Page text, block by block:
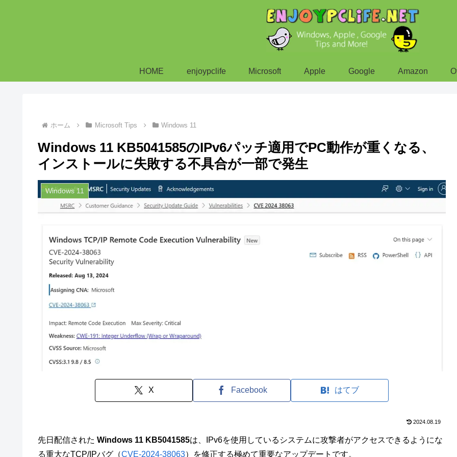
HOME enjoypclife Microsoft Apple Google Amazon
ホーム Microsoft Tips Windows 11
Windows 11 KB5041585のIPv6パッチ適用でPC動作が重くなる、
インストールに失敗する不具合が一部で発生
Windows 11
X Facebook はてブ
2024.08.19
先日配信された Windows 11 KB5041585は、IPv6を使用しているシステムに攻撃者がアクセスできるようにな
る重大なTCP/IPバグ（CVE-2024-38063）を修正する極めて重要なアップデートです。